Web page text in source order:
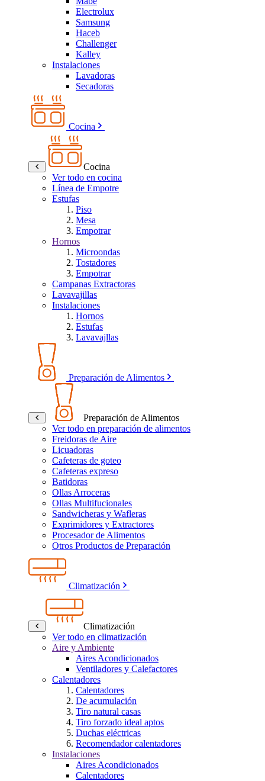
Electrolux
Samsung
Haceb
Challenger
Kalley
Instalaciones
Lavadoras
Secadoras
Cocina
Cocina
Ver todo en cocina
Línea de Empotre
Estufas
Piso
Mesa
Empotrar
Hornos
Microondas
Tostadores
Empotrar
Campanas Extractoras
Lavavajillas
Instalaciones
Hornos
Estufas
Lavavajllas
Preparación de Alimentos
Preparación de Alimentos
Ver todo en preparación de alimentos
Freidoras de Aire
Licuadoras
Cafeteras de goteo
Cafeteras expreso
Batidoras
Ollas Arroceras
Ollas Multifucionales
Sandwicheras y Wafleras
Exprimidores y Extractores
Procesador de Alimentos
Otros Productos de Preparación
Climatización
Climatización
Ver todo en climatización
Aire y Ambiente
Aires Acondicionados
Ventiladores y Calefactores
Calentadores
Calentadores
De acumulación
Tiro natural casas
Tiro forzado ideal aptos
Duchas eléctricas
Recomendador calentadores
Instalaciones
Aires Acondicionados
Calentadores